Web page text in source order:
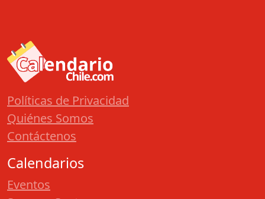
Políticas de Privacidad
Quiénes Somos
Contáctenos
Calendarios
Eventos